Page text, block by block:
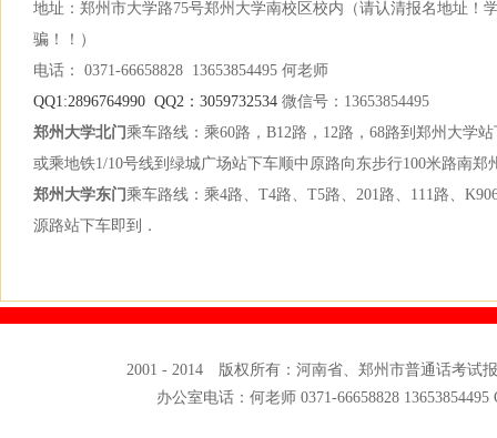
地址：郑州市大学路75号郑州大学南校区校内（请认清报名地址！
骗！！）
电话： 0371-66658828 13653854495 何老师
QQ1:2896764990 QQ2：3059732534 微信号：13653854495
郑州大学北门乘车路线：乘60路，B12路，12路，68路到郑州大学
或乘地铁1/10号线到绿城广场站下车顺中原路向东步行100米路南郑
郑州大学东门乘车路线：乘4路、T4路、T5路、201路、111路、
源路站下车即到．
2001 - 2014 版权所有：河南省、郑州市普通话考试
办公室电话：何老师 0371-66658828